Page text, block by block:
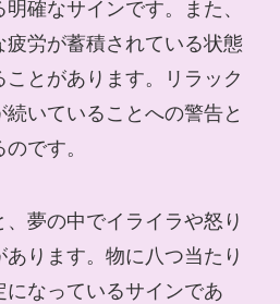
確なサインです。また、
労が蓄積されている状態
とがあります。リラック
いていることへの警告と
です。
夢の中でイライラや怒り
ります。物に八つ当たり
なっているサインであ